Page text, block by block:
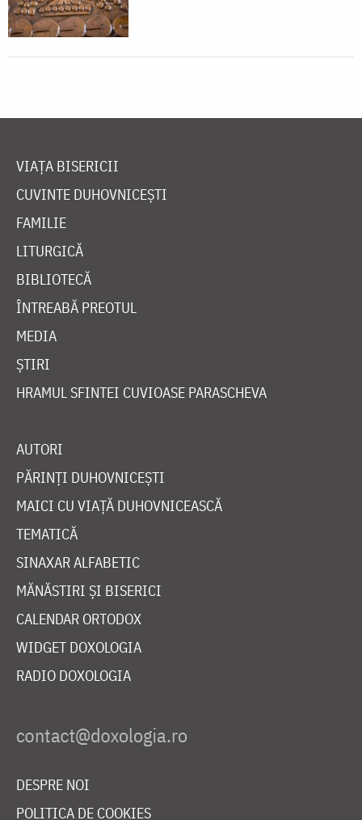
VIAȚA BISERICII
CUVINTE DUHOVNICEȘTI
FAMILIE
LITURGICĂ
BIBLIOTECĂ
ÎNTREABĂ PREOTUL
MEDIA
ȘTIRI
HRAMUL SFINTEI CUVIOASE PARASCHEVA
AUTORI
PĂRINȚI DUHOVNICEȘTI
MAICI CU VIAȚĂ DUHOVNICEASCĂ
TEMATICĂ
SINAXAR ALFABETIC
MĂNĂSTIRI ȘI BISERICI
CALENDAR ORTODOX
WIDGET DOXOLOGIA
RADIO DOXOLOGIA
DESPRE NOI
POLITICA DE COOKIES